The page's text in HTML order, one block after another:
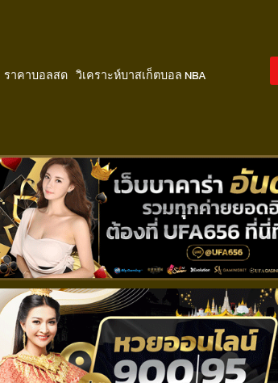
ราคาบอลสด วิเคราะห์บาสเก็ตบอล NBA